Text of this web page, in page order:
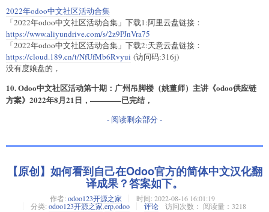
2022年odoo中文社区活动合集
「2022年odoo中文社区活动合集」下载1:阿里云盘链接：
https://www.aliyundrive.com/s/2z9PJnVra75
「2022年odoo中文社区活动合集」下载2:天意云盘链接：
https://cloud.189.cn/t/NfUfMb6Rvyui (访问码:316j)
没有度娘盘的，
10. Odoo中文社区活动第十期：广州吊脚楼（姚董师）主讲《odoo供应链
方案》2022年8月21日，————已完结，
- 阅读剩余部分 -
【原创】如何看到自己在Odoo官方的简体中文汉化翻
译成果？答案如下。
作者: odoo123开源之家 时间: 2022-08-16 16:01:19
分类: odoo123开源之家,erp,odoo 评论 访问次数： 阅读量：3218